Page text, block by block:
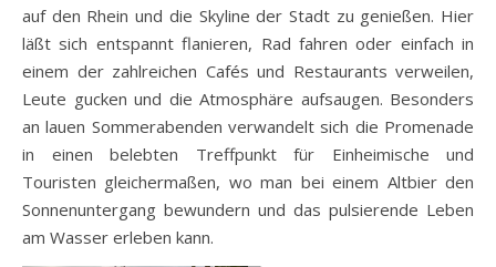
auf den Rhein und die Skyline der Stadt zu genießen. Hier
läßt sich entspannt flanieren, Rad fahren oder einfach in
einem der zahlreichen Cafés und Restaurants verweilen,
Leute gucken und die Atmosphäre aufsaugen. Besonders
an lauen Sommerabenden verwandelt sich die Promenade
in einen belebten Treffpunkt für Einheimische und
Touristen gleichermaßen, wo man bei einem Altbier den
Sonnenuntergang bewundern und das pulsierende Leben
am Wasser erleben kann.